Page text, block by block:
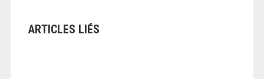
ARTICLES LIÉS